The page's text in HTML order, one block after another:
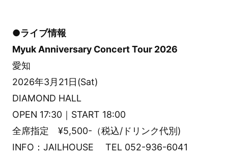
●ライブ情報
Myuk Anniversary Concert Tour 2026
愛知
2026年3月21日(Sat)
DIAMOND HALL
OPEN 17:30｜START 18:00
全席指定 ¥5,500-（税込/ドリンク代別)
INFO：JAILHOUSE TEL 052-936-6041